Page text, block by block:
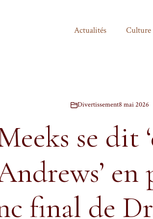
Actualités Culture
Divertissement8 mai 2026
se dit
final de